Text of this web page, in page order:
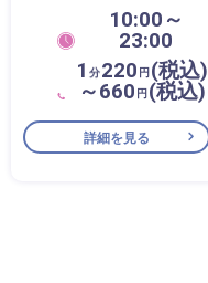
10:00～
23:00
1 分220 円(税込)
～660 円(税込)
詳細を見る